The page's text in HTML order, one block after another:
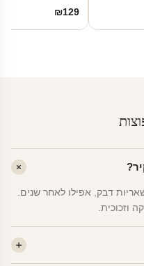
₪129
דבק, אפילו לאחר שנים.
וזכוכית.